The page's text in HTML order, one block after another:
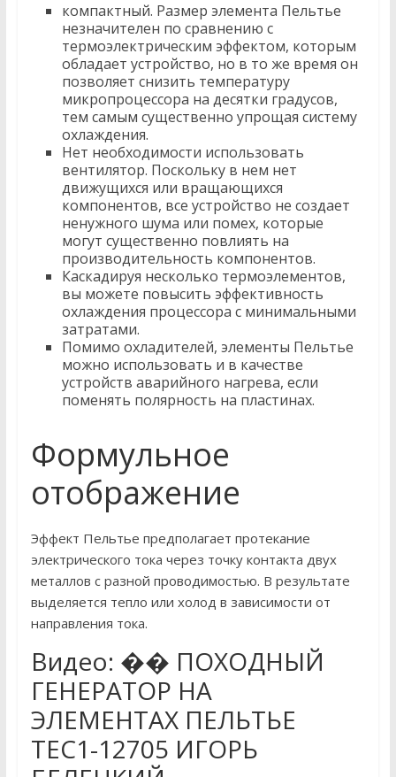
компактный. Размер элемента Пельтье
незначителен по сравнению с
термоэлектрическим эффектом, которым
обладает устройство, но в то же время он
позволяет снизить температуру
микропроцессора на десятки градусов,
тем самым существенно упрощая систему
охлаждения.
Нет необходимости использовать
вентилятор. Поскольку в нем нет
движущихся или вращающихся
компонентов, все устройство не создает
ненужного шума или помех, которые
могут существенно повлиять на
производительность компонентов.
Каскадируя несколько термоэлементов,
вы можете повысить эффективность
охлаждения процессора с минимальными
затратами.
Помимо охладителей, элементы Пельтье
можно использовать и в качестве
устройств аварийного нагрева, если
поменять полярность на пластинах.
Формульное
отображение
Эффект Пельтье предполагает протекание
электрического тока через точку контакта двух
металлов с разной проводимостью. В результате
выделяется тепло или холод в зависимости от
направления тока.
Видео: �� ПОХОДНЫЙ
ГЕНЕРАТОР НА
ЭЛЕМЕНТАХ ПЕЛЬТЬЕ
TEC1-12705 ИГОРЬ